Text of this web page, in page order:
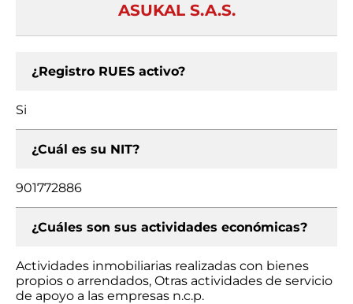
ASUKAL S.A.S.
¿Registro RUES activo?
Si
¿Cuál es su NIT?
901772886
¿Cuáles son sus actividades económicas?
Actividades inmobiliarias realizadas con bienes
propios o arrendados, Otras actividades de servicio
de apoyo a las empresas n.c.p.